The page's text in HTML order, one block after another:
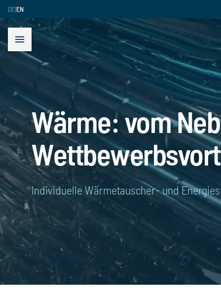
DE|EN
Open menu
Wärme: vom
Individuelle Wärmetauscher- und